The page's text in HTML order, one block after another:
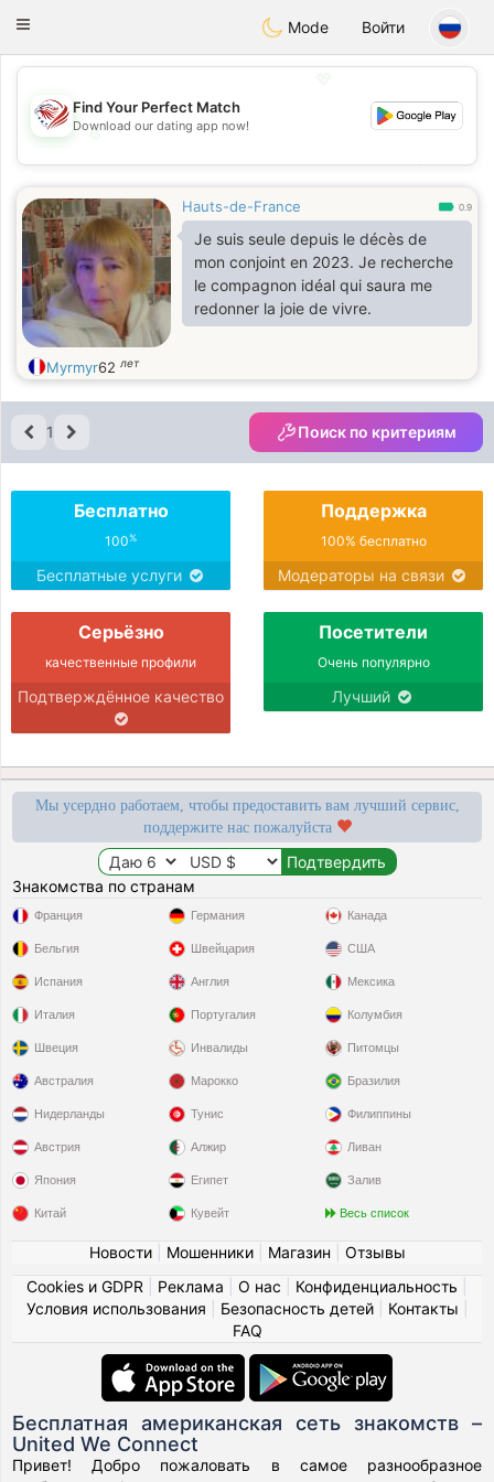
Dating
Toggle
Mode Войти
💖
💕
Find Your Perfect Match
Download our dating app now!
Hauts-de-France 0.9
Je suis seule depuis le décès de
mon conjoint en 2023. Je recherche
le compagnon idéal qui saura me
redonner la joie de vivre.
Myrmyr62 лет
1 Поиск по критериям
Бесплатно
100%
Бесплатные услуги
Поддержка
100% бесплатно
Модераторы на связи
Серьёзно
качественные профили
Подтверждённое качество
Посетители
Очень популярно
Лучший
Мы усердно работаем, чтобы предоставить вам лучший сервис,
поддержите нас пожалуйста
Знакомства по странам
Франция
Бельгия
Испания
Италия
Швеция
Германия
Швейцария
Англия
Португалия
Инвалиды
Канада
США
Мексика
Колумбия
Питомцы
Австралия
Нидерланды
Австрия
Япония
Китай
Марокко
Тунис
Алжир
Египет
Кувейт
Бразилия
Филиппины
Ливан
Залив
Весь список
Новости| Мошенники| Магазин
Отзывы
Cookies и GDPR
Реклама О нас Конфиденциальность
Условия использования
Безопасность детей| Контакты
FAQ
Бесплатная американская сеть знакомств –
United We Connect
Привет! Добро пожаловать в самое разнообразное